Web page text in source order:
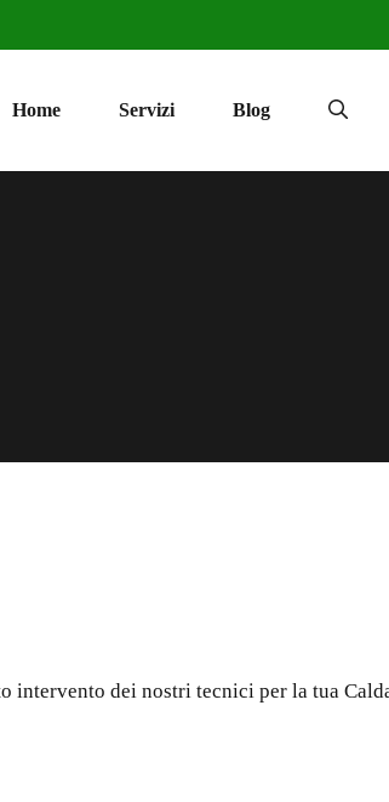
Home Servizi Blog
intervento dei nostri tecnici per la tua